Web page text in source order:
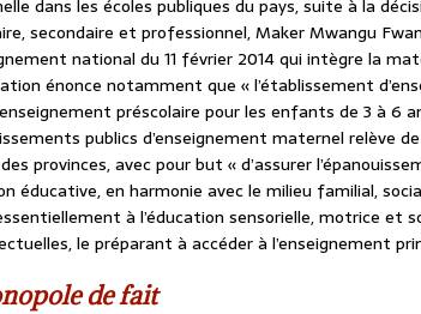
dans les écoles publiques du pays, suite à la
secondaire et professionnel, Maker Mwangu
national du 11 février 2014 qui intègre la
énonce notamment que « l’établissement
préscolaire pour les enfants de 3 à 6
publics d’enseignement maternel relève
provinces, avec pour but « d’assurer
éducative, en harmonie avec le milieu familial,
à l’éducation sensorielle, motrice et
le préparant à accéder à l’enseignement
de fait